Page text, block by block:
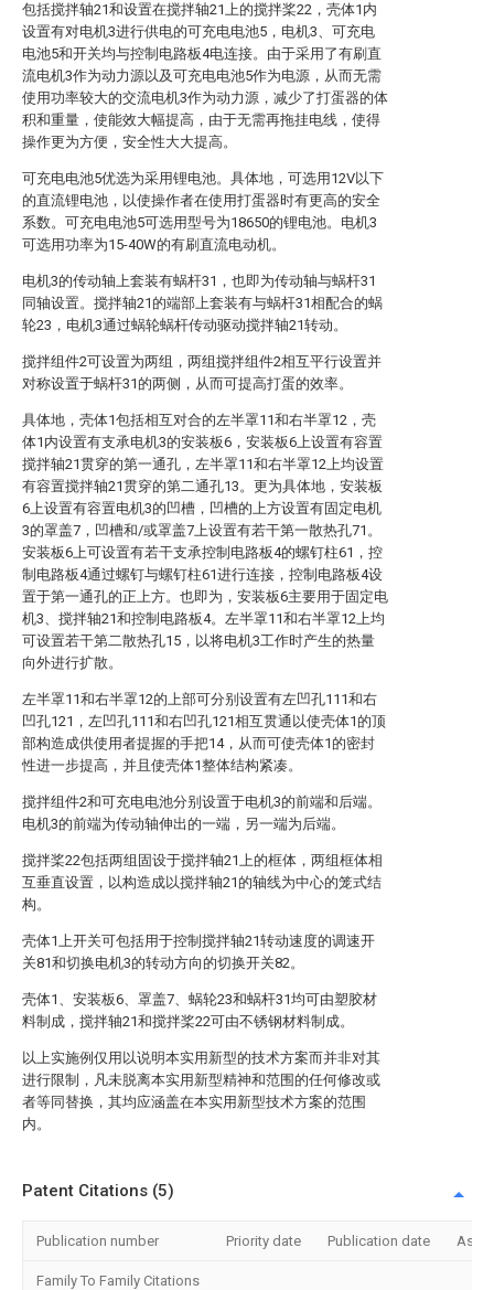
包括搅拌轴21和设置在搅拌轴21上的搅拌桨22，壳体1内
设置有对电机3进行供电的可充电电池5，电机3、可充电
电池5和开关均与控制电路板4电连接。由于采用了有刷直
流电机3作为动力源以及可充电电池5作为电源，从而无需
使用功率较大的交流电机3作为动力源，减少了打蛋器的体
积和重量，使能效大幅提高，由于无需再拖挂电线，使得
操作更为方便，安全性大大提高。
可充电电池5优选为采用锂电池。具体地，可选用12V以下
的直流锂电池，以使操作者在使用打蛋器时有更高的安全
系数。可充电电池5可选用型号为18650的锂电池。电机3
可选用功率为15-40W的有刷直流电动机。
电机3的传动轴上套装有蜗杆31，也即为传动轴与蜗杆31
同轴设置。搅拌轴21的端部上套装有与蜗杆31相配合的蜗
轮23，电机3通过蜗轮蜗杆传动驱动搅拌轴21转动。
搅拌组件2可设置为两组，两组搅拌组件2相互平行设置并
对称设置于蜗杆31的两侧，从而可提高打蛋的效率。
具体地，壳体1包括相互对合的左半罩11和右半罩12，壳
体1内设置有支承电机3的安装板6，安装板6上设置有容置
搅拌轴21贯穿的第一通孔，左半罩11和右半罩12上均设置
有容置搅拌轴21贯穿的第二通孔13。更为具体地，安装板
6上设置有容置电机3的凹槽，凹槽的上方设置有固定电机
3的罩盖7，凹槽和/或罩盖7上设置有若干第一散热孔71。
安装板6上可设置有若干支承控制电路板4的螺钉柱61，控
制电路板4通过螺钉与螺钉柱61进行连接，控制电路板4设
置于第一通孔的正上方。也即为，安装板6主要用于固定电
机3、搅拌轴21和控制电路板4。左半罩11和右半罩12上均
可设置若干第二散热孔15，以将电机3工作时产生的热量
向外进行扩散。
左半罩11和右半罩12的上部可分别设置有左凹孔111和右
凹孔121，左凹孔111和右凹孔121相互贯通以使壳体1的顶
部构造成供使用者提握的手把14，从而可使壳体1的密封
性进一步提高，并且使壳体1整体结构紧凑。
搅拌组件2和可充电电池分别设置于电机3的前端和后端。
电机3的前端为传动轴伸出的一端，另一端为后端。
搅拌桨22包括两组固设于搅拌轴21上的框体，两组框体相
互垂直设置，以构造成以搅拌轴21的轴线为中心的笼式结
构。
壳体1上开关可包括用于控制搅拌轴21转动速度的调速开
关81和切换电机3的转动方向的切换开关82。
壳体1、安装板6、罩盖7、蜗轮23和蜗杆31均可由塑胶材
料制成，搅拌轴21和搅拌桨22可由不锈钢材料制成。
以上实施例仅用以说明本实用新型的技术方案而并非对其
进行限制，凡未脱离本实用新型精神和范围的任何修改或
者等同替换，其均应涵盖在本实用新型技术方案的范围
内。
Patent Citations (5)
Publication number Priority date Publication date
Family To Family Citations